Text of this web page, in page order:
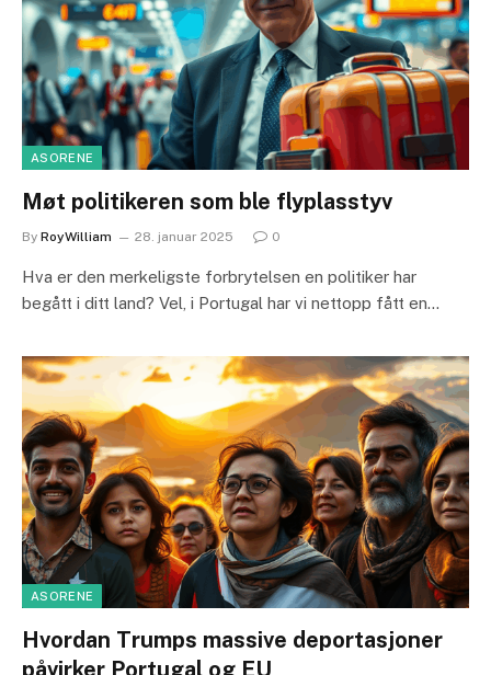
ASORENE
Møt politikeren som ble flyplasstyv
By RoyWilliam 28. januar 2025 0
Hva er den merkeligste forbrytelsen en politiker har
begått i ditt land? Vel, i Portugal har vi nettopp fått en…
ASORENE
Hvordan Trumps massive deportasjoner
påvirker Portugal og EU